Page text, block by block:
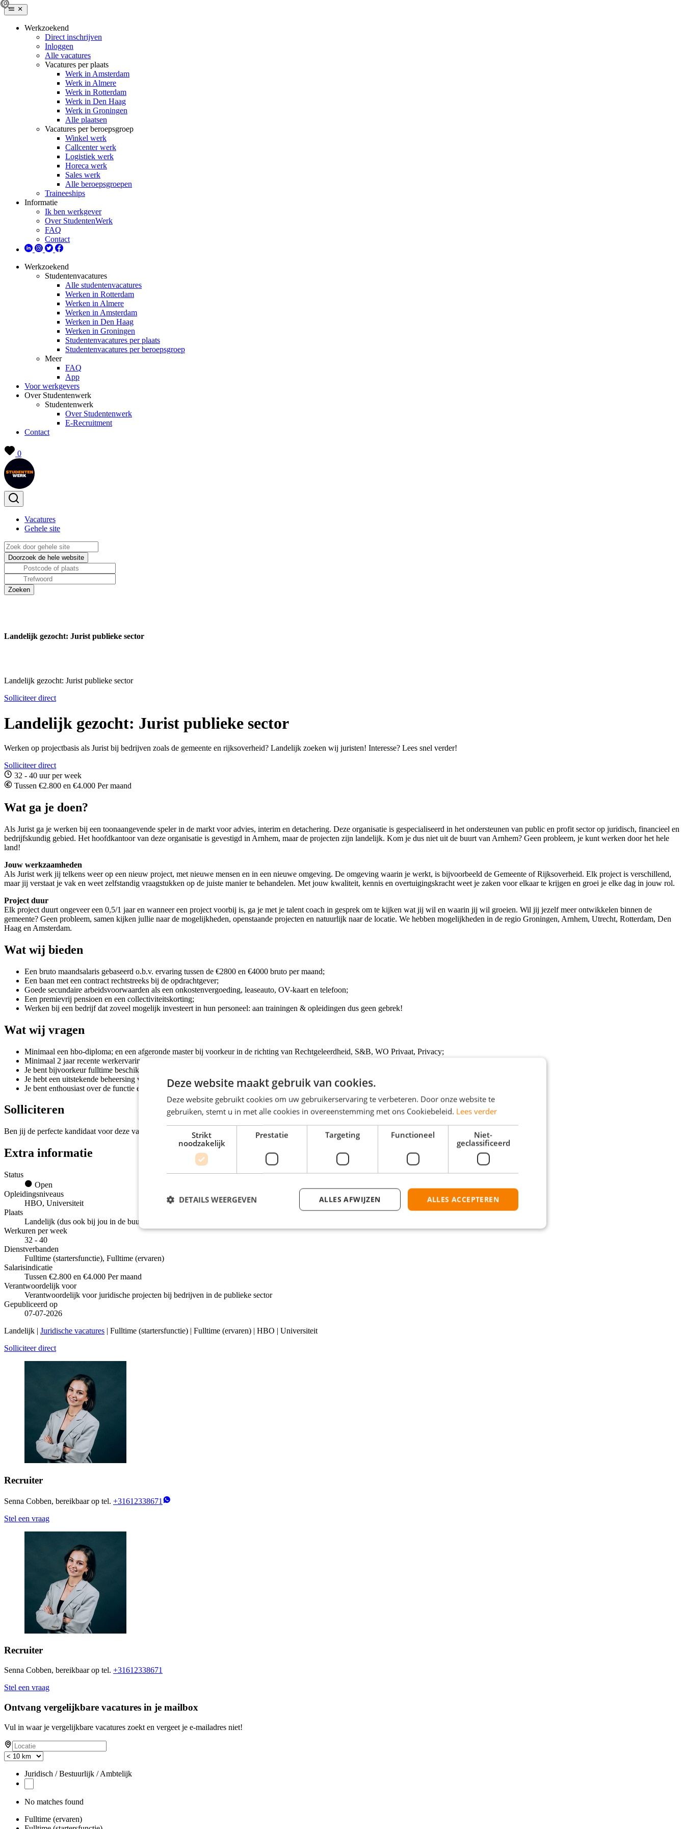
Werkzoekend
Direct inschrijven
Inloggen
Alle vacatures
Vacatures per plaats
Werk in Amsterdam
Werk in Almere
Werk in Rotterdam
Werk in Den Haag
Werk in Groningen
Alle plaatsen
Vacatures per beroepsgroep
Winkel werk
Callcenter werk
Logistiek werk
Horeca werk
Sales werk
Alle beroepsgroepen
Traineeships
Informatie
Ik ben werkgever
Over StudentenWerk
FAQ
Contact
Werkzoekend
Studentenvacatures
Alle studentenvacatures
Werken in Rotterdam
Werken in Almere
Werken in Amsterdam
Werken in Den Haag
Werken in Groningen
Studentenvacatures per plaats
Studentenvacatures per beroepsgroep
Meer
FAQ
App
Voor werkgevers
Over Studentenwerk
Studentenwerk
Over Studentenwerk
E-Recruitment
Contact
0
Vacatures
Gehele site
Landelijk gezocht: Jurist publieke sector
Landelijk gezocht: Jurist publieke sector
Solliciteer direct
Landelijk gezocht: Jurist publieke sector
Werken op projectbasis als Jurist bij bedrijven zoals de gemeente en rijksoverheid? Landelijk zoeken wij juristen! Interesse? Lees snel verder!
Solliciteer direct
32 - 40 uur per week
Tussen €2.800 en €4.000 Per maand
Wat ga je doen?
Als Jurist ga je werken bij een toonaangevende speler in de markt voor advies, interim en detachering. Deze organisatie is gespecialiseerd in het ondersteunen van public en profit sector op juridisch, financieel en
bedrijfskundig gebied. Het hoofdkantoor van deze organisatie is gevestigd in Arnhem, maar de projecten zijn landelijk. Kom je dus niet uit de buurt van Arnhem? Geen probleem, je kunt werken door het hele
land!
Jouw werkzaamheden
Als Jurist werk jij telkens weer op een nieuw project, met nieuwe mensen en in een nieuwe omgeving. De omgeving waarin je werkt, is bijvoorbeeld de Gemeente of Rijksoverheid. Elk project is verschillend,
maar jij verstaat je vak en weet zelfstandig vraagstukken op de juiste manier te behandelen. Met jouw kwaliteit, kennis en overtuigingskracht weet je zaken voor elkaar te krijgen en groei je elke dag in jouw rol.
Project duur
Elk project duurt ongeveer een 0,5/1 jaar en wanneer een project voorbij is, ga je met je talent coach in gesprek om te kijken wat jij wil en waarin jij wil groeien. Wil jij jezelf meer ontwikkelen binnen de
gemeente? Geen probleem, samen kijken jullie naar de mogelijkheden, openstaande projecten en natuurlijk naar de locatie. We hebben mogelijkheden in de regio Groningen, Arnhem, Utrecht, Rotterdam, Den
Haag en Amsterdam.
Wat wij bieden
Een bruto maandsalaris gebaseerd o.b.v. ervaring tussen de €2800 en €4000 bruto per maand;
Een baan met een contract rechtstreeks bij de opdrachtgever;
Goede secundaire arbeidsvoorwaarden als een onkostenvergoeding, leaseauto, OV-kaart en telefoon;
Een premievrij pensioen en een collectiviteitskorting;
Werken bij een bedrijf dat zoveel mogelijk investeert in hun personeel: aan trainingen & opleidingen dus geen gebrek!
Wat wij vragen
Minimaal een hbo-diploma; en een afgeronde master bij voorkeur in de richting van Rechtgeleerdheid, S&B, WO Privaat, Privacy;
Minimaal 2 jaar recente werkervaring richting bestuursrecht;
Je bent bijvoorkeur fulltime beschikbaar voor een langere tijd;
Je hebt een uitstekende beheersing van de Nederlandse taal in woord en geschrift;
Je bent enthousiast over de functie en de publieke sector!
Solliciteren
Ben jij de perfecte kandidaat voor deze vacature en voldoe je aan de eisen? Klik dan op de knop 'Solliciteer direct!' en we nemen zo snel mogelijk contact met je op!
Extra informatie
Status
Open
Opleidingsniveaus
HBO, Universiteit
Plaats
Landelijk (dus ook bij jou in de buurt)
Werkuren per week
32 - 40
Dienstverbanden
Fulltime (startersfunctie), Fulltime (ervaren)
Salarisindicatie
Tussen €2.800 en €4.000 Per maand
Verantwoordelijk voor
Verantwoordelijk voor juridische projecten bij bedrijven in de publieke sector
Gepubliceerd op
07-07-2026
Landelijk | Juridische vacatures | Fulltime (startersfunctie) | Fulltime (ervaren) | HBO | Universiteit
Solliciteer direct
Recruiter
Senna Cobben, bereikbaar op tel. +31612338671
Stel een vraag
Recruiter
Senna Cobben, bereikbaar op tel. +31612338671
Stel een vraag
Ontvang vergelijkbare vacatures in je mailbox
Vul in waar je vergelijkbare vacatures zoekt en vergeet je e-mailadres niet!
Juridisch / Bestuurlijk / Ambtelijk
No matches found
Fulltime (ervaren)
Deze website maakt gebruik van cookies.
Deze website gebruikt cookies om uw gebruikerservaring te verbeteren. Door onze website te
gebruiken, stemt u in met alle cookies in overeenstemming met ons Cookiebeleid. Lees verder
Strikt
noodzakelijk
Prestatie Targeting Functioneel
Niet-
geclassificeerd
ALLES ACCEPTEREN
ALLES AFWIJZEN
DETAILS WEERGEVEN